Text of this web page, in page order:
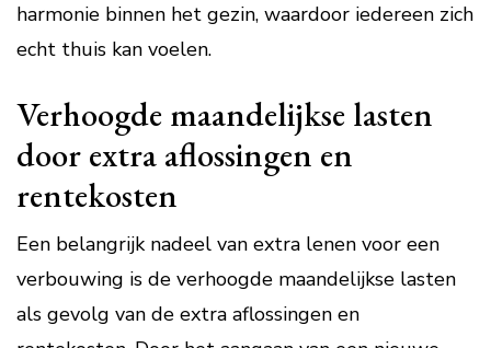
harmonie binnen het gezin, waardoor iedereen zich
echt thuis kan voelen.
Verhoogde maandelijkse lasten
door extra aflossingen en
rentekosten
Een belangrijk nadeel van extra lenen voor een
verbouwing is de verhoogde maandelijkse lasten
als gevolg van de extra aflossingen en